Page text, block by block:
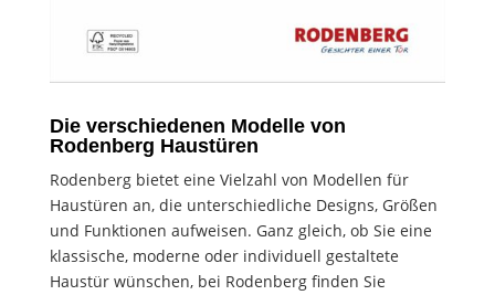
Die verschiedenen Modelle von
Rodenberg Haustüren
Rodenberg bietet eine Vielzahl von Modellen für
Haustüren an, die unterschiedliche Designs, Größen
und Funktionen aufweisen. Ganz gleich, ob Sie eine
klassische, moderne oder individuell gestaltete
Haustür wünschen, bei Rodenberg finden Sie